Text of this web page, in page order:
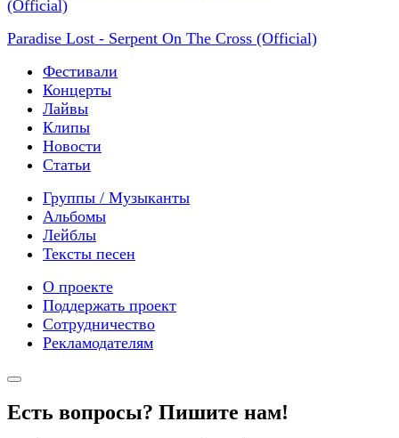
Paradise Lost - Serpent On The Cross (Official)
Фестивали
Концерты
Лайвы
Клипы
Новости
Статьи
Группы / Музыканты
Альбомы
Лейблы
Тексты песен
О проекте
Поддержать проект
Сотрудничество
Рекламодателям
Есть вопросы? Пишите нам!